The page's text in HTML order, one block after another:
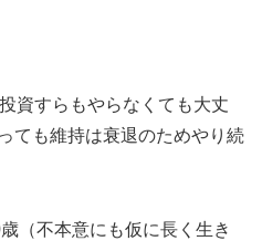
資すらもやらなくても大丈
ても維持は衰退のためやり続
（不本意にも仮に長く生き